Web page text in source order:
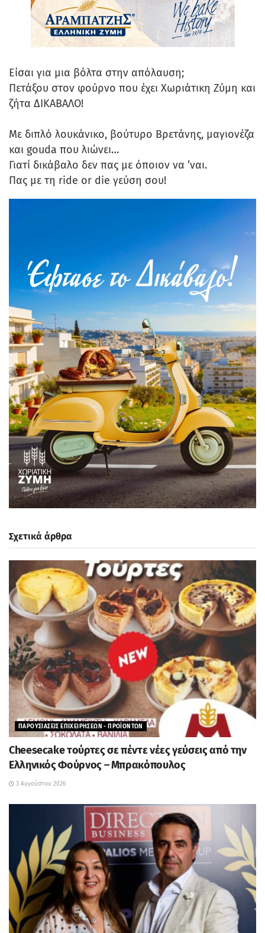
Είσαι για μια βόλτα στην απόλαυση;
Πετάξου στον φούρνο που έχει Χωριάτικη Ζύμη και
ζήτα ΔΙΚΑΒΑΛΟ!
Με διπλό λουκάνικο, βούτυρο Βρετάνης, μαγιονέζα
και gouda που λιώνει…
Γιατί δικάβαλο δεν πας με όποιον να ’ναι.
Πας με τη ride or die γεύση σου!
Σχετικά άρθρα
ΠΑΡΟΥΣΙΑΣΕΙΣ ΕΠΙΧΕΙΡΗΣΕΩΝ - ΠΡΟΪΟΝΤΩΝ
Cheesecake τούρτες σε πέντε νέες γεύσεις από την
Ελληνικός Φούρνος – Μπρακόπουλος
3 Αυγούστου 2026